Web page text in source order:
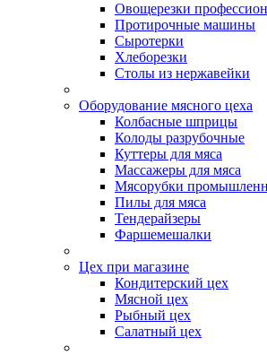
Овощерезки
Протирочные машины
Сыротерки
Хлеборезки
Столы из нержавейки
Оборудование мясного цеха
Колбасные шприцы
Колоды разрубочные
Куттеры для мяса
Массажеры для мяса
Мясорубки
Пилы для мяса
Тендерайзеры
Фаршемешалки
Цех при магазине
Кондитерский цех
Мясной цех
Рыбный цех
Салатный цех